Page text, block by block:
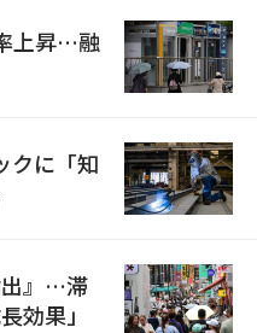
上昇…融
クに「知
出』…滞
効果」